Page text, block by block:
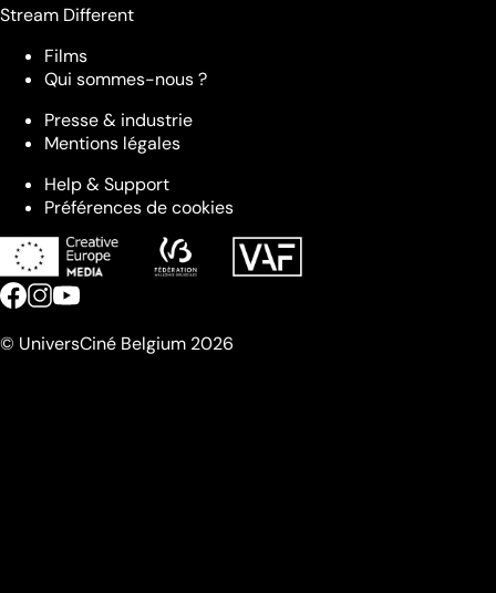
Stream Different
Films
Qui sommes-nous ?
Presse & industrie
Mentions légales
Help & Support
Préférences de cookies
© UniversCiné Belgium 2026